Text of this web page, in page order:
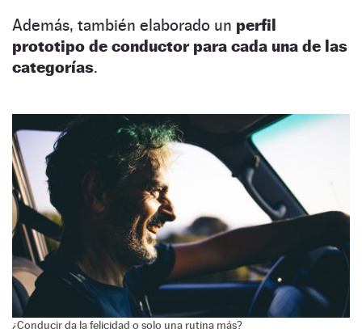
Además, también elaborado un perfil
prototipo de conductor para cada una de las
categorías.
¿Conducir da la felicidad o solo una rutina más?